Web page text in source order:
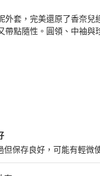
格紋粗花呢外套商品
外套，完美還原了香奈
帶點隨性。圓領、中袖
與細節
但保存良好，可能有輕微